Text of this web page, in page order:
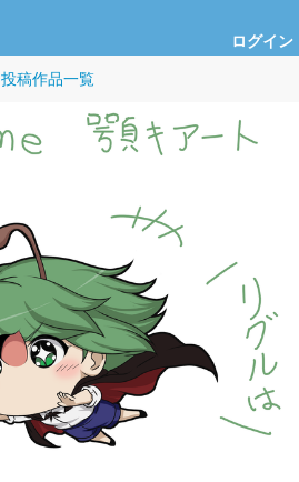
ログイン
投稿作品一覧